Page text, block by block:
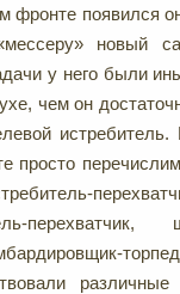
фронте появился
новый
у него были
чем он
просто
перехватчик,